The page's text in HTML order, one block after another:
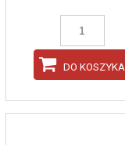
DO KOSZYKA